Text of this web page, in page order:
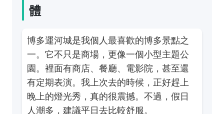
體
博多運河城是我個人最喜歡的博多景點之
一。它不只是商場，更像一個小型主題公
園。裡面有商店、餐廳、電影院，甚至還
有定期表演。我上次去的時候，正好趕上
晚上的燈光秀，真的很震撼。不過，假日
人潮多，建議平日去比較舒服。